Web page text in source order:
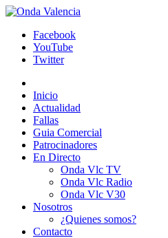
Facebook
YouTube
Twitter
Inicio
Actualidad
Fallas
Guia Comercial
Patrocinadores
En Directo
Onda Vlc TV
Onda Vlc Radio
Onda Vlc V30
Nosotros
¿Quienes somos?
Contacto